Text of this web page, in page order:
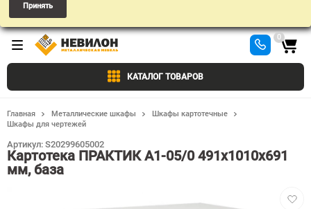
Принять
КАТАЛОГ ТОВАРОВ
0
Главная Металлические шкафы
Шкафы картотечные
Шкафы для чертежей
Картотека ПРАКТИК A1-05/0 491x1010x691
мм, база
Артикул: S20299605002